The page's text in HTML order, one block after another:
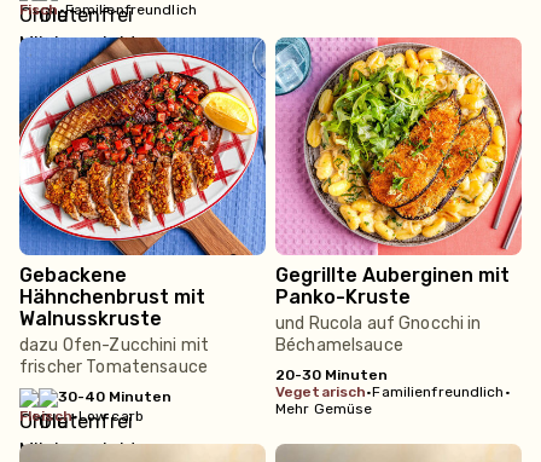
fisch•Familienfreundlich
Gebackene
Hähnchenbrust mit
Walnusskruste
dazu Ofen-Zucchini mit
frischer Tomatensauce
30-40 Minuten
fleisch•Low carb
Gegrillte Auberginen mit
Panko-Kruste
und Rucola auf Gnocchi in
Béchamelsauce
20-30 Minuten
vegetarisch•Familienfreundlich •
Mehr Gemüse